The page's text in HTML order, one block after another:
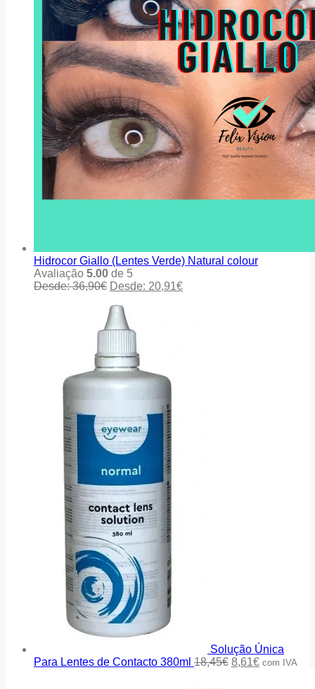
Hidrocor Giallo (Lentes Verde) Natural colour
Avaliação 5.00 de 5
Desde:36,90€ Desde: 20,91€
Solução Única
Para Lentes de Contacto 380ml 18,45€ 8,61€ com IVA